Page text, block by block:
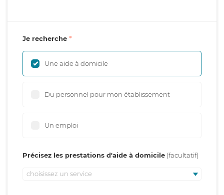
Je recherche
Une aide à domicile
Du personnel pour mon établissement
Un emploi
Précisez les prestations d'aide à domicile
choisissez un service